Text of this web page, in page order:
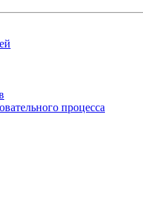
процесса